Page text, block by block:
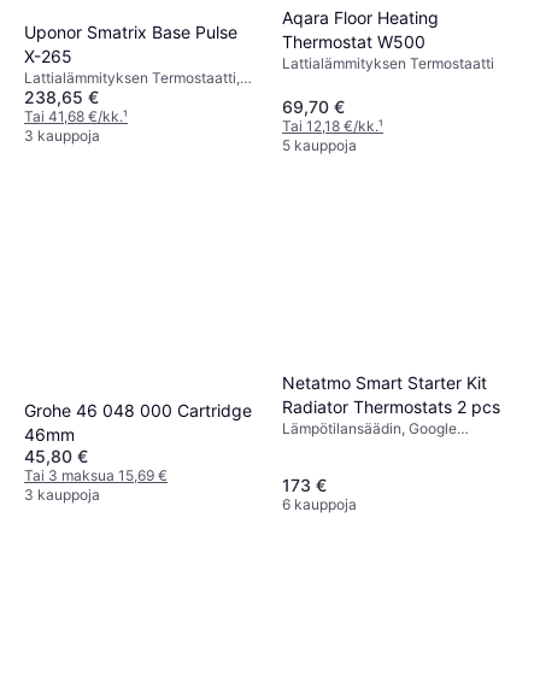
Uponor Smatrix Base Pulse
X-265
Lattialämmityksen Termostaatti,
Amazon Alexa, Google Assistant
238,65 €
Tai 41,68 €/kk.¹
3 kauppoja
Aqara Floor Heating
Thermostat W500
Lattialämmityksen Termostaatti
69,70 €
Tai 12,18 €/kk.¹
5 kauppoja
Grohe 46 048 000 Cartridge
46mm
45,80 €
Tai 3 maksua 15,69 €
3 kauppoja
Netatmo Smart Starter Kit
Radiator Thermostats 2 pcs
Lämpötilansäädin, Google
173 €
6 kauppoja